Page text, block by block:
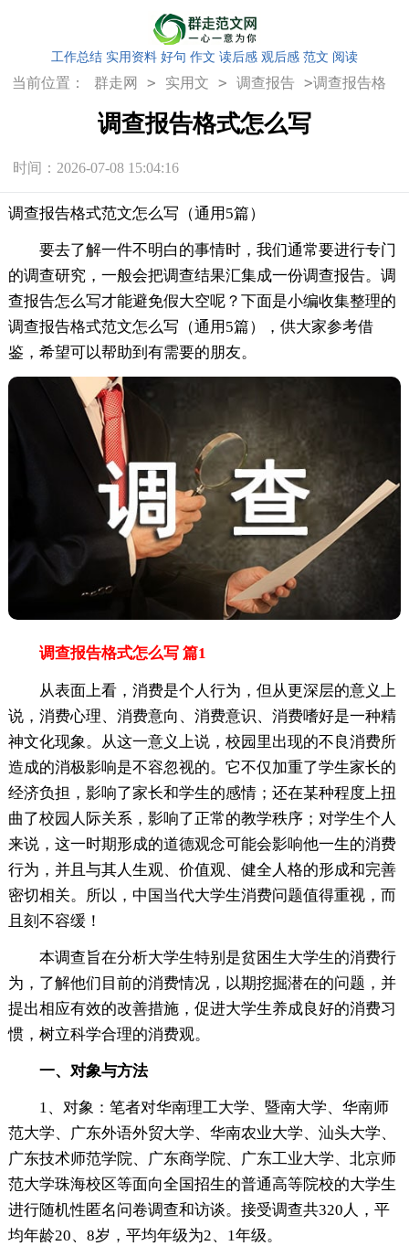
工作总结 实用资料 好句 作文 读后感 观后感 范文 阅读
当前位置： 群走网 > 实用文 > 调查报告 >调查报告格
调查报告格式怎么写
时间：2026-07-08 15:04:16
调查报告格式范文怎么写（通用5篇）
要去了解一件不明白的事情时，我们通常要进行专门
的调查研究，一般会把调查结果汇集成一份调查报告。调
查报告怎么写才能避免假大空呢？下面是小编收集整理的
调查报告格式范文怎么写（通用5篇），供大家参考借
鉴，希望可以帮助到有需要的朋友。
调查报告格式怎么写 篇1
从表面上看，消费是个人行为，但从更深层的意义上
说，消费心理、消费意向、消费意识、消费嗜好是一种精
神文化现象。从这一意义上说，校园里出现的不良消费所
造成的消极影响是不容忽视的。它不仅加重了学生家长的
经济负担，影响了家长和学生的感情；还在某种程度上扭
曲了校园人际关系，影响了正常的教学秩序；对学生个人
来说，这一时期形成的道德观念可能会影响他一生的消费
行为，并且与其人生观、价值观、健全人格的形成和完善
密切相关。所以，中国当代大学生消费问题值得重视，而
且刻不容缓！
本调查旨在分析大学生特别是贫困生大学生的消费行
为，了解他们目前的消费情况，以期挖掘潜在的问题，并
提出相应有效的改善措施，促进大学生养成良好的消费习
惯，树立科学合理的消费观。
一、对象与方法
1、对象：笔者对华南理工大学、暨南大学、华南师
范大学、广东外语外贸大学、华南农业大学、汕头大学、
广东技术师范学院、广东商学院、广东工业大学、北京师
范大学珠海校区等面向全国招生的普通高等院校的大学生
进行随机性匿名问卷调查和访谈。接受调查共320人，平
均年龄20、8岁，平均年级为2、1年级。